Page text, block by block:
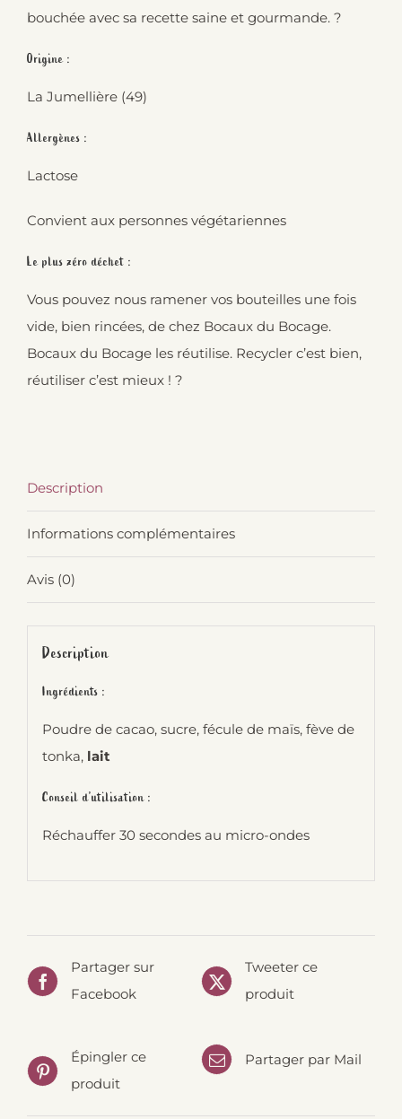
bouchée avec sa recette saine et gourmande. ?
Origine :
La Jumellière (49)
Allergènes :
Lactose
Convient aux personnes végétariennes
Le plus zéro déchet :
Vous pouvez nous ramener vos bouteilles une fois
vide, bien rincées, de chez Bocaux du Bocage.
Bocaux du Bocage les réutilise. Recycler c’est bien,
réutiliser c’est mieux ! ?
Description
Informations complémentaires
Avis (0)
Description
Ingrédients :
Poudre de cacao, sucre, fécule de maïs, fève de
tonka, lait
Conseil d’utilisation :
Réchauffer 30 secondes au micro-ondes
Partager sur
Facebook
Tweeter ce
produit
Épingler ce
produit
Partager par Mail